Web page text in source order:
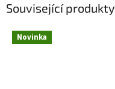
Související produkty
Novinka